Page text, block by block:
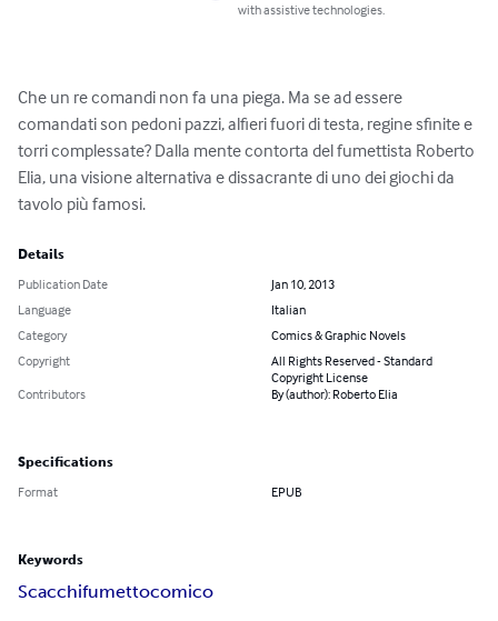
with assistive technologies.
Che un re comandi non fa una piega. Ma se ad essere
comandati son pedoni pazzi, alfieri fuori di testa, regine sfinite e
torri complessate? Dalla mente contorta del fumettista Roberto
Elia, una visione alternativa e dissacrante di uno dei giochi da
tavolo più famosi.
Details
Publication Date
Jan 10, 2013
Language
Italian
Category
Comics & Graphic Novels
Copyright
All Rights Reserved - Standard
Copyright License
Contributors
By (author): Roberto Elia
Specifications
Format EPUB
Keywords
Scacchifumettocomico